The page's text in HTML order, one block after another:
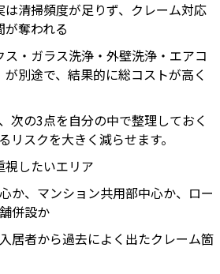
清掃頻度が足りず、クレーム対応
奪われる
ス・ガラス洗浄・外壁洗浄・エアコ
別途で、結果的に総コストが高く
次の3点を自分の中で整理しておく
リスクを大きく減らせます。
したいエリア
か、マンション共用部中心か、ロー
併設か
居者から過去によく出たクレーム箇